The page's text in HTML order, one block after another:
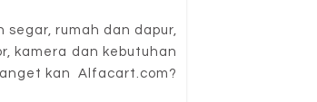
rumah dan dapur,
kamera dan kebutuhan
kan Alfacart.com?